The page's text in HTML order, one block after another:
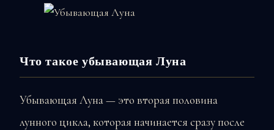
Что такое убывающая Луна
Убывающая Луна — это вторая половина
лунного цикла, которая начинается сразу после